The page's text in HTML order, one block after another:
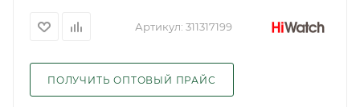
Артикул: 311317199
ПОЛУЧИТЬ ОПТОВЫЙ ПРАЙС